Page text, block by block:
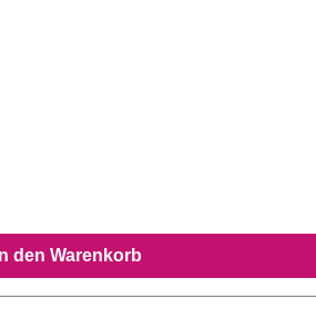
In den Warenkorb